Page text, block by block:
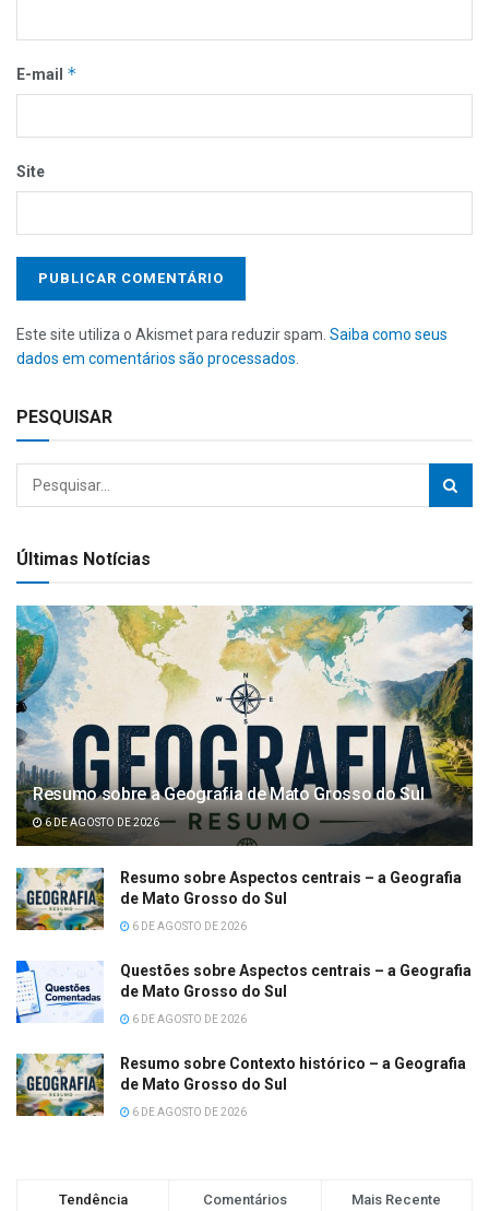
E-mail *
Site
Este site utiliza o Akismet para reduzir spam. Saiba como seus
dados em comentários são processados.
PESQUISAR
Últimas Notícias
Resumo sobre a Geografia de Mato Grosso do Sul
6 DE AGOSTO DE 2026
Resumo sobre Aspectos centrais – a Geografia
de Mato Grosso do Sul
6 DE AGOSTO DE 2026
Questões sobre Aspectos centrais – a Geografia
de Mato Grosso do Sul
6 DE AGOSTO DE 2026
Resumo sobre Contexto histórico – a Geografia
de Mato Grosso do Sul
6 DE AGOSTO DE 2026
Tendência Comentários Mais Recente